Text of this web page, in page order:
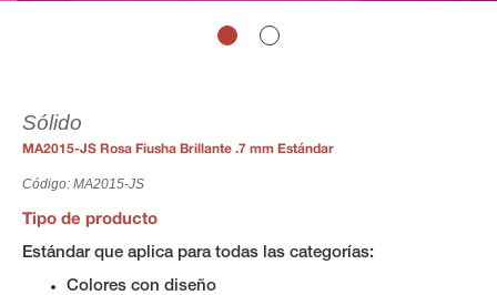
Sólido
MA2015-JS Rosa Fiusha Brillante .7 mm Estándar
Código: MA2015-JS
Tipo de producto
Estándar que aplica para todas las categorías:
Colores con diseño